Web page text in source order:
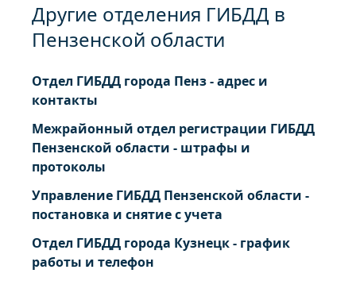
Другие отделения ГИБДД в
Пензенской области
Отдел ГИБДД города Пенз - адрес и
контакты
Межрайонный отдел регистрации ГИБДД
Пензенской области - штрафы и
протоколы
Управление ГИБДД Пензенской области -
постановка и снятие с учета
Отдел ГИБДД города Кузнецк - график
работы и телефон